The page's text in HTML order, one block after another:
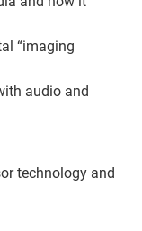
“imaging
audio and
technology and